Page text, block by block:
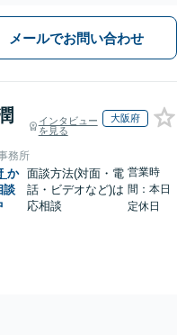
メールでお問い合わせ
インタビュー
を見る
大阪府
務所
か
談
面談方法(対面・電
話・ビデオなど)は
応相談
営業時
間：本日
定休日